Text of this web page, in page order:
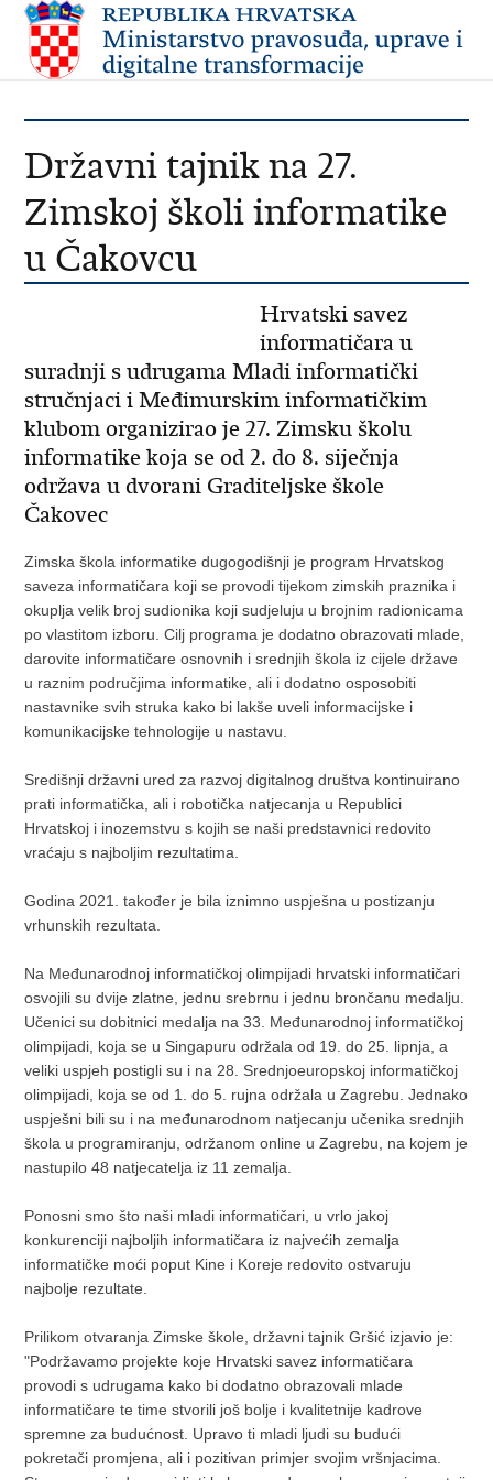
Državni tajnik na 27.
Zimskoj školi informatike
u Čakovcu
Hrvatski savez
informatičara u
suradnji s udrugama Mladi informatički
stručnjaci i Međimurskim informatičkim
klubom organizirao je 27. Zimsku školu
informatike koja se od 2. do 8. siječnja
održava u dvorani Graditeljske škole
Čakovec
Zimska škola informatike dugogodišnji je program Hrvatskog
saveza informatičara koji se provodi tijekom zimskih praznika i
okuplja velik broj sudionika koji sudjeluju u brojnim radionicama
po vlastitom izboru. Cilj programa je dodatno obrazovati mlade,
darovite informatičare osnovnih i srednjih škola iz cijele države
u raznim područjima informatike, ali i dodatno osposobiti
nastavnike svih struka kako bi lakše uveli informacijske i
komunikacijske tehnologije u nastavu.
Središnji državni ured za razvoj digitalnog društva kontinuirano
prati informatička, ali i robotička natjecanja u Republici
Hrvatskoj i inozemstvu s kojih se naši predstavnici redovito
vraćaju s najboljim rezultatima.
Godina 2021. također je bila iznimno uspješna u postizanju
vrhunskih rezultata.
Na Međunarodnoj informatičkoj olimpijadi hrvatski informatičari
osvojili su dvije zlatne, jednu srebrnu i jednu brončanu medalju.
Učenici su dobitnici medalja na 33. Međunarodnoj informatičkoj
olimpijadi, koja se u Singapuru održala od 19. do 25. lipnja, a
veliki uspjeh postigli su i na 28. Srednjoeuropskoj informatičkoj
olimpijadi, koja se od 1. do 5. rujna održala u Zagrebu. Jednako
uspješni bili su i na međunarodnom natjecanju učenika srednjih
škola u programiranju, održanom online u Zagrebu, na kojem je
nastupilo 48 natjecatelja iz 11 zemalja.
Ponosni smo što naši mladi informatičari, u vrlo jakoj
konkurenciji najboljih informatičara iz najvećih zemalja
informatičke moći poput Kine i Koreje redovito ostvaruju
najbolje rezultate.
Prilikom otvaranja Zimske škole, državni tajnik Gršić izjavio je:
"Podržavamo projekte koje Hrvatski savez informatičara
provodi s udrugama kako bi dodatno obrazovali mlade
informatičare te time stvorili još bolje i kvalitetnije kadrove
spremne za budućnost. Upravo ti mladi ljudi su budući
pokretači promjena, ali i pozitivan primjer svojim vršnjacima.